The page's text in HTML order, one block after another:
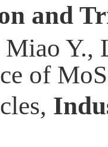
and
Miao Y.,
of MoS